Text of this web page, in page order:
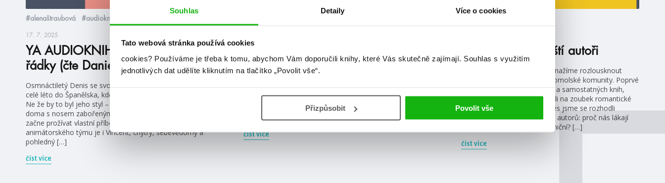
Souhlas Detaily Více o cookies
Tato webová stránka používá cookies
cookies? Používáme je třeba k tomu, abychom Vám doporučili knihy, které Vás skutečně zajímají. Souhlas s využitím
jednotlivých dat udělíte kliknutím na tlačítko „Povolit vše“.
Přizpůsobit Povolit vše
#alenaštraubová #audioknihy
17. 7. 2025
YA AUDIOKNIHY Léto mezi
řádky (čte Daniel Krejčík)
Osmnáctiletý Denis se svou přítelkyní Vendy odjíždí na
celé léto do Španělska, kde má působit jako animátor.
Ne že by to byl jeho styl – nejraději by prázdniny strávil
doma s nosem zabořeným do knihy. Místo toho však
začne prožívat vlastní příběh jako z románu. Členem
animátorského týmu je i Vincent, chytrý, sebevědomý a
pohledný […]
číst více
Vychází dvanáctý HumbookTip, Ola je navíc unešená z
březnu vyjde fakt dost a i dalších novinek máme
hromadu (od minulé merendy se toho stalo fakt hodně,
taky to bude tím, že jsme naposledy natáčeli v […]
číst více
Vadí, nevadí: Čeští autoři
Vadí, nevadí je série, kde se snažíme rozlousknout
odvěké konflikty v rámci knihomolské komunity. Poprvé
jsme se zabývali duelem sérií a samostatných knih,
podruhé jsme se zase podívali na zoubek romantické
lince od nenávisti k lásce. Dnes jsme se rozhodli
zaměřit na čtení knih českých autorů: proč nás lákají
více, nebo méně než ti zahraniční? […]
číst více